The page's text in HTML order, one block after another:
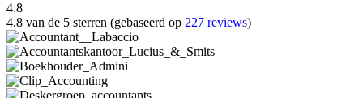
4.8
4.8 van de 5 sterren (gebaseerd op 227 reviews)